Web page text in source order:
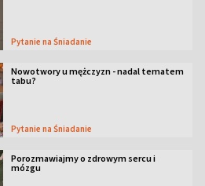
Pytanie na Śniadanie
Nowotwory u mężczyzn - nadal tematem
tabu?
Pytanie na Śniadanie
Porozmawiajmy o zdrowym sercu i
mózgu